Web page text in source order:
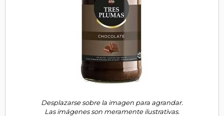
Desplazarse sobre la imagen para agrandar.
Las imágenes son meramente ilustrativas.